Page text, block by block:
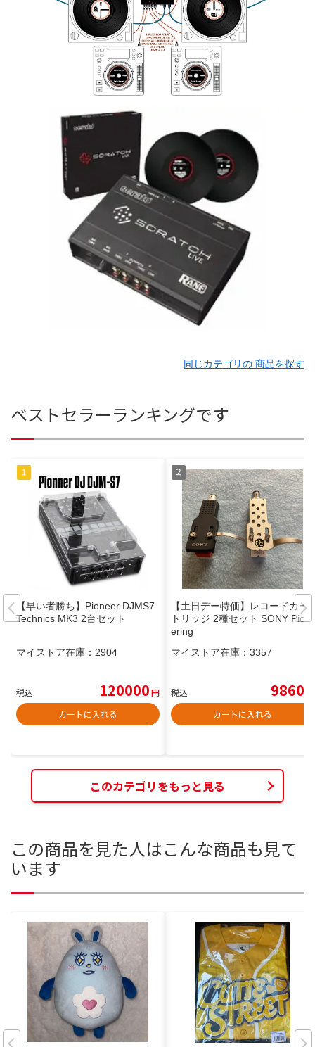
同じカテゴリの 商品を探す
ベストセラーランキングです
【早い者勝ち】Pioneer DJMS7
Technics MK3 2台セット
マイストア在庫： 2904
税込 120000円
カートに入れる
【土日デー特価】レコードカー
トリッジ 2種セット SONY Pick
ering
マイストア在庫： 3357
税込 9860
カートに入れる
このカテゴリをもっと見る
この商品を見た人はこんな商品も見て
います